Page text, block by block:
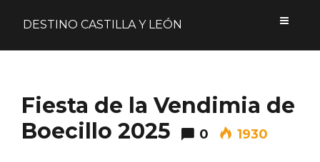
DESTINO CASTILLA Y LEÓN
Fiesta de la Vendimia de
Boecillo 2025
0 1930
Nombre de usuario o correo electrónico